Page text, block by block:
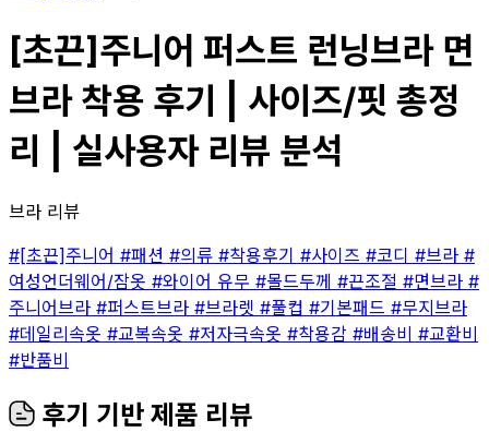
[초끈]주니어 퍼스트 런닝브라 면
브라 착용 후기 | 사이즈/핏 총정
리 | 실사용자 리뷰 분석
브라 리뷰
#[초끈]주니어 #패션 #의류 #착용후기 #사이즈 #코디 #브라 #
여성언더웨어/잠옷 #와이어 유무 #몰드두께 #끈조절 #면브라 #
주니어브라 #퍼스트브라 #브라렛 #풀컵 #기본패드 #무지브라
#데일리속옷 #교복속옷 #저자극속옷 #착용감 #배송비 #교환비
#반품비
후기 기반 제품 리뷰